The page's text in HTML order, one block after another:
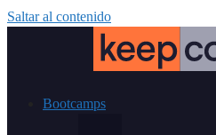
Saltar al contenido
Bootcamps